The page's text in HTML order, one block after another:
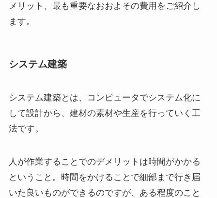
メリット、最も重要なおおよその費用をご紹介し
ます。
システム建築
システム建築とは、コンピュータでシステム化に
して設計から、建材の素材や生産を行っていく工
法です。
人が作業することでのデメリットは時間がかかる
ということ。時間をかけることで細部まで行き届
いた良いものができるのですが、ある程度のこと